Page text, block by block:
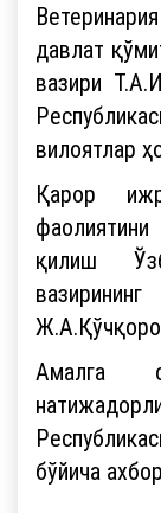
давлат
вазири
вилоятлар
Қарор
қилиш
Амалга
бўйича